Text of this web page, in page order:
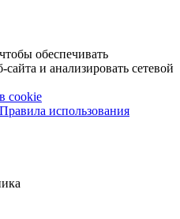
обеспечивать
и анализировать сетевой
cookie
Правила использования